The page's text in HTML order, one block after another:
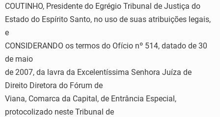
COUTINHO, Presidente do Egrégio Tribunal de Justiça do
Estado do Espírito Santo, no uso de suas atribuições legais,
e
CONSIDERANDO os termos do Ofício nº 514, datado de 30
de maio
de 2007, da lavra da Excelentíssima Senhora Juíza de
Direito Diretora do Fórum de
Viana, Comarca da Capital, de Entrância Especial,
protocolizado neste Tribunal de